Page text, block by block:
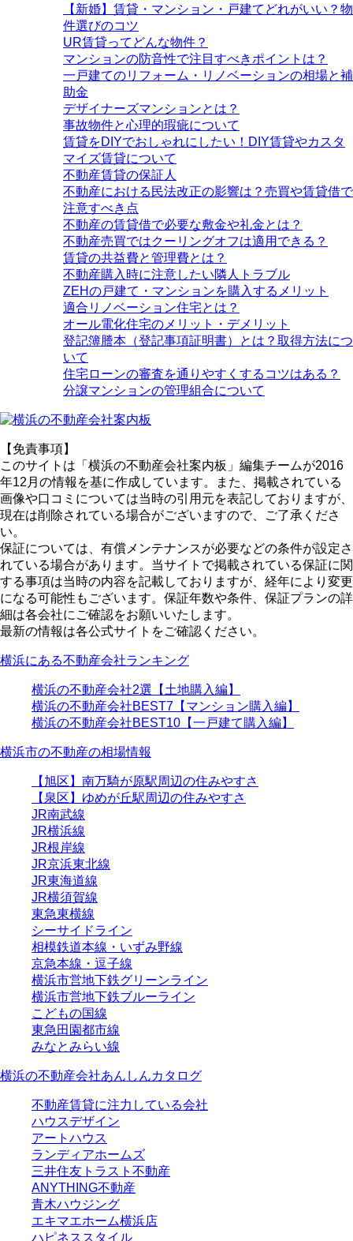
【新婚】賃貸・マンション・戸建てどれがいい？物
件選びのコツ
UR賃貸ってどんな物件？
マンションの防音性で注目すべきポイントは？
一戸建てのリフォーム・リノベーションの相場と補
助金
デザイナーズマンションとは？
事故物件と心理的瑕疵について
賃貸をDIYでおしゃれにしたい！DIY賃貸やカスタ
マイズ賃貸について
不動産賃貸の保証人
不動産における民法改正の影響は？売買や賃貸借で
注意すべき点
不動産の賃貸借で必要な敷金や礼金とは？
不動産売買ではクーリングオフは適用できる？
賃貸の共益費と管理費とは？
不動産購入時に注意したい隣人トラブル
ZEHの戸建て・マンションを購入するメリット
適合リノベーション住宅とは？
オール電化住宅のメリット・デメリット
登記簿謄本（登記事項証明書）とは？取得方法につ
いて
住宅ローンの審査を通りやすくするコツはある？
分譲マンションの管理組合について
【免責事項】
このサイトは「横浜の不動産会社案内板」編集チームが2016
年12月の情報を基に作成しています。また、掲載されている
画像や口コミについては当時の引用元を表記しておりますが、
現在は削除されている場合がございますので、ご了承くださ
い。
保証については、有償メンテナンスが必要などの条件が設定さ
れている場合があります。当サイトで掲載されている保証に関
する事項は当時の内容を記載しておりますが、経年により変更
になる可能性もございます。保証年数や条件、保証プランの詳
細は各会社にご確認をお願いいたします。
最新の情報は各公式サイトをご確認ください。
横浜にある不動産会社ランキング
横浜の不動産会社2選【土地購入編】
横浜の不動産会社BEST7【マンション購入編】
横浜の不動産会社BEST10【一戸建て購入編】
横浜市の不動産の相場情報
【旭区】南万騎が原駅周辺の住みやすさ
【泉区】ゆめが丘駅周辺の住みやすさ
JR南武線
JR横浜線
JR根岸線
JR京浜東北線
JR東海道線
JR横須賀線
東急東横線
シーサイドライン
相模鉄道本線・いずみ野線
京急本線・逗子線
横浜市営地下鉄グリーンライン
横浜市営地下鉄ブルーライン
こどもの国線
東急田園都市線
みなとみらい線
横浜の不動産会社あんしんカタログ
不動産賃貸に注力している会社
ハウスデザイン
アートハウス
ランディアホームズ
三井住友トラスト不動産
ANYTHING不動産
青木ハウジング
エキマエホーム横浜店
ハピネススタイル